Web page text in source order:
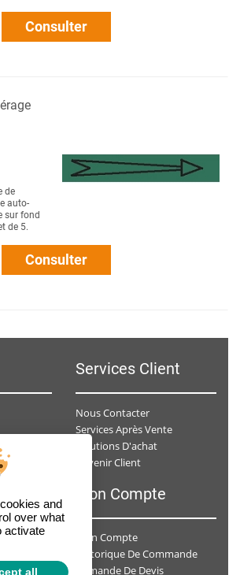
Consulter
de
auto-
sur fond
de 5.
Consulter
Services Client
Nous Contacter
Services Après Vente
Solutions D'achat
Devenir Client
A Qui Dois-Je Envoyer Ma Demande De Devis ?
Faut-Il Prendre Rendez-Vous Avec Un Conseiller Spécialisé ?
Mon Compte
Mon Compte
Historique De Commande
Demande De Devis
and
over what
activate
all